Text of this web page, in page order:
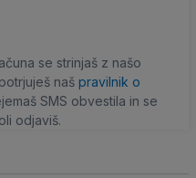
se strinjaš z našo
naš pravilnik o
SMS obvestila in se
odjaviš.